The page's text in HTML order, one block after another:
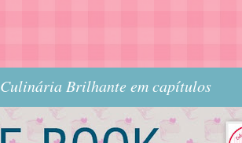
Culinária Brilhante em capítulos